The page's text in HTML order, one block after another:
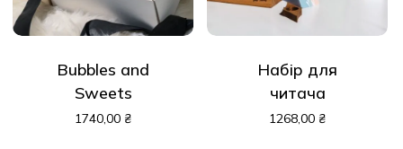
Bubbles and
Sweets
1740,00 ₴
Набір для
читача
1268,00 ₴